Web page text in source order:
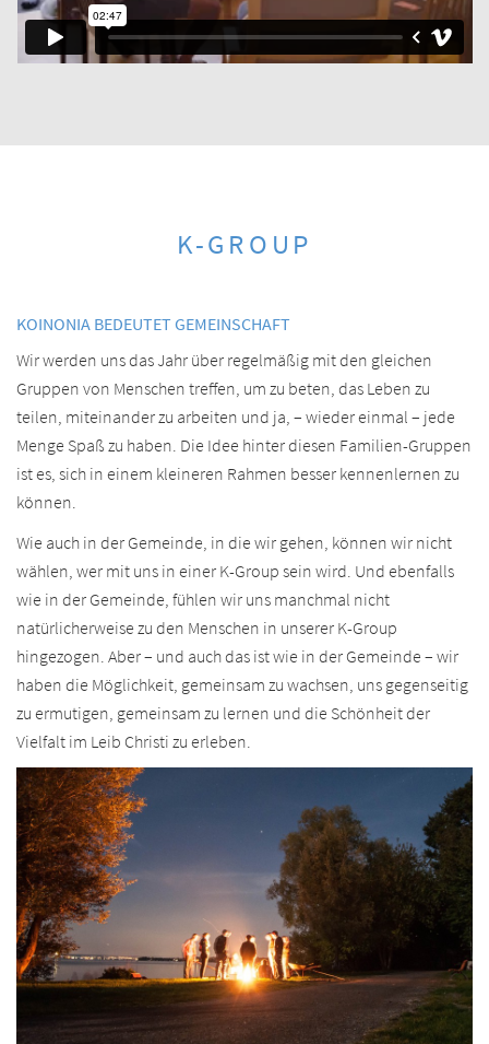
K-GROUP
KOINONIA BEDEUTET GEMEINSCHAFT
Wir werden uns das Jahr über regel­mäßig mit den gleichen
Gruppen von Menschen treffen, um zu beten, das Leben zu
teilen, mit­einander zu arbeiten und ja, – wieder einmal – jede
Menge Spaß zu haben. Die Idee hinter diesen Familien-Gruppen
ist es, sich in einem kleineren Rahmen besser kennenlernen zu
können.
Wie auch in der Gemeinde, in die wir gehen, können wir nicht
wählen, wer mit uns in einer K-Group sein wird. Und ebenfalls
wie in der Gemeinde, fühlen wir uns manchmal nicht
natürlicherweise zu den Menschen in unserer K-Group
hingezogen. Aber – und auch das ist wie in der Gemeinde – wir
haben die Möglichkeit, gemeinsam zu wachsen, uns gegenseitig
zu ermutigen, gemeinsam zu lernen und die Schönheit der
Vielfalt im Leib Christi zu erleben.